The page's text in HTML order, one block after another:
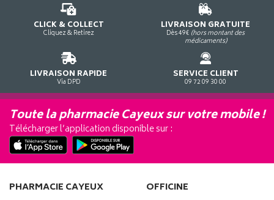
CLICK & COLLECT
Cliquez & Retirez
LIVRAISON GRATUITE
Dès 49€ (hors montant des
médicaments)
LIVRAISON RAPIDE
Via DPD
SERVICE CLIENT
09 72 09 30 00
Toute la pharmacie Cayeux sur votre mobile !
Télécharger l’application disponible sur :
PHARMACIE CAYEUX OFFICINE